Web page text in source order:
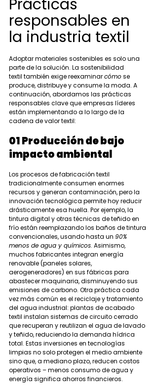
Prácticas
responsables en
la industria textil
Adoptar materiales sostenibles es solo una
parte de la solución. La sostenibilidad
textil también exige reexaminar cómo se
produce, distribuye y consume la moda. A
continuación, abordamos las prácticas
responsables clave que empresas líderes
están implementando a lo largo de la
cadena de valor textil:
01 Producción de bajo
impacto ambiental
Los procesos de fabricación textil
tradicionalmente consumen enormes
recursos y generan contaminación, pero la
innovación tecnológica permite hoy reducir
drásticamente esa huella. Por ejemplo, la
tintura digital y otras técnicas de teñido en
frío están reemplazando los baños de tintura
convencionales, usando hasta un 90%
menos de agua y químicos. Asimismo,
muchos fabricantes integran energía
renovable (paneles solares,
aerogeneradores) en sus fábricas para
abastecer maquinaria, disminuyendo sus
emisiones de carbono. Otra práctica cada
vez más común es el reciclaje y tratamiento
del agua industrial: plantas de acabado
textil instalan sistemas de circuito cerrado
que recuperan y reutilizan el agua de lavado
y teñido, reduciendo la demanda hídrica
total. Estas inversiones en tecnologías
limpias no solo protegen el medio ambiente
sino que, a mediano plazo, reducen costos
operativos – menos consumo de agua y
energía significa ahorros financieros.